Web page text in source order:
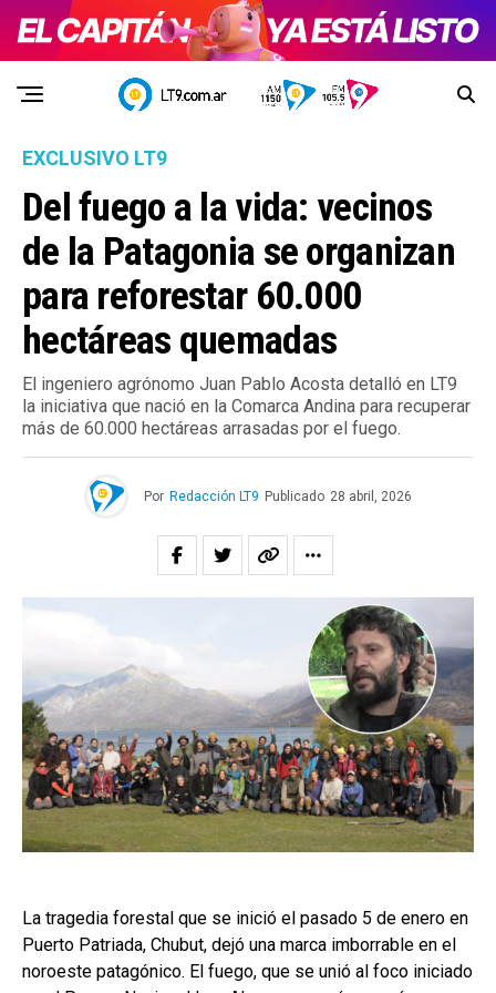
EXCLUSIVO LT9
Del fuego a la vida: vecinos
de la Patagonia se organizan
para reforestar 60.000
hectáreas quemadas
El ingeniero agrónomo Juan Pablo Acosta detalló en LT9
la iniciativa que nació en la Comarca Andina para recuperar
más de 60.000 hectáreas arrasadas por el fuego.
Por Redacción LT9 Publicado 28 abril, 2026
La tragedia forestal que se inició el pasado 5 de enero en
Puerto Patriada, Chubut, dejó una marca imborrable en el
noroeste patagónico. El fuego, que se unió al foco iniciado